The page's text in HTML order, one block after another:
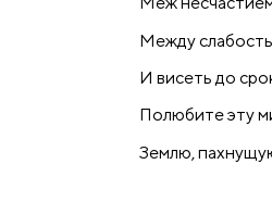
Между
И висеть до
Полюбите эту
Землю,